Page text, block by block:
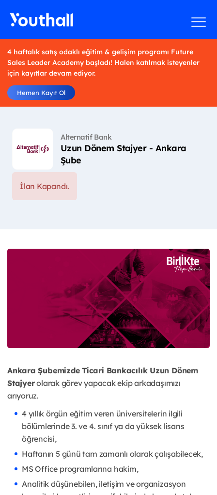
4 haftalık satış odaklı eğitim & gelişim programı Future
Sales Leader Academy başladı! Halen katılmak isteyenler
için kayıtlar devam ediyor.
Hemen Kayıt Ol
Alternatif Bank
Uzun Dönem Stajyer - Ankara
Şube
İlan Kapandı.
Ankara Şubemizde Ticari Bankacılık Uzun Dönem
Stajyerolarak görev yapacak ekip arkadaşımızı
arıyoruz.
4 yıllık örgün eğitim veren üniversitelerin ilgili
bölümlerinde 3. ve 4. sınıf ya da yüksek lisans
öğrencisi,
Haftanın 5 günü tam zamanlı olarak çalışabilecek,
MS Office programlarına hakim,
Analitik düşünebilen, iletişim ve organizasyon